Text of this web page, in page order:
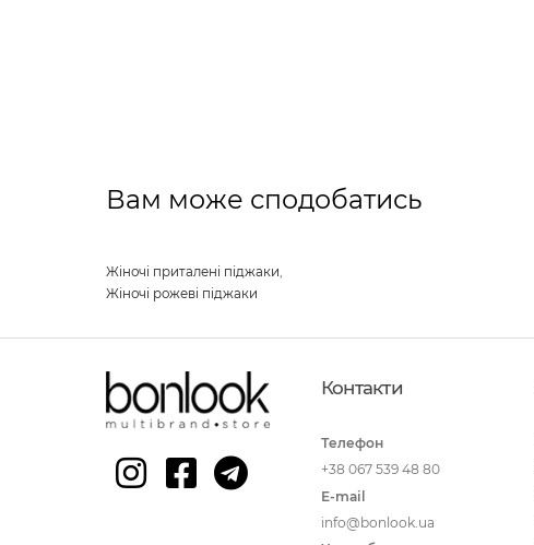
Вам може сподобатись
Жіночі приталені піджаки,
Жіночі рожеві піджаки
Контакти
Телефон
+38 067 539 48 80
E-mail
info@bonlook.ua